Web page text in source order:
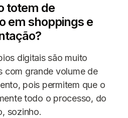
totem de
em shoppings e
digitais são muito
com grande volume de
pois permitem que o
todo o processo, do
sozinho.